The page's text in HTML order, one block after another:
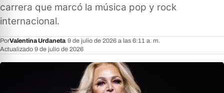
carrera que marcó la música pop y rock
internacional.
PorValentina Urdaneta· 9 de julio de 2026 a las 6:11 a. m.
Actualizado 9 de julio de 2026